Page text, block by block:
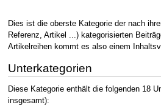
Dies ist die oberste Kategorie der nach
Referenz, Artikel ...) kategorisierten
Artikelreihen kommt es also einem
Unterkategorien
Diese Kategorie enthält die folgenden 18
insgesamt):